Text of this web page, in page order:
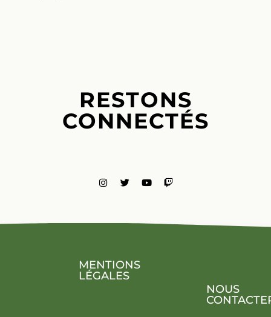
RESTONS
CONNECTÉS
MENTIONS
LÉGALES
NOUS